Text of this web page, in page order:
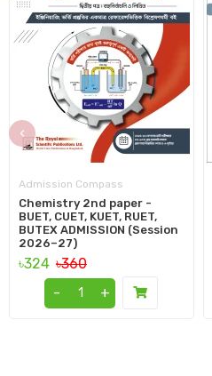
Admission Compass
Chemistry 2nd paper -
BUET, CUET, KUET, RUET,
BUTEX ADMISSION (Session
2026–27)
৳324 ৳360
-
+
‹